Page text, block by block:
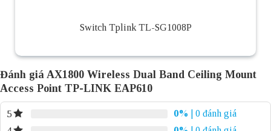
Switch Tplink TL-SG1008P
Đánh giá AX1800 Wireless Dual Band Ceiling Mount
Access Point TP-LINK EAP610
5 0%
| 0 đánh giá